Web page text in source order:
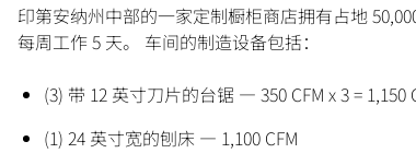
印第安纳州中部的一家定制橱柜商店拥有占地
每周工作 5 天。 车间的制造设备包括：
(3) 带 12 英寸刀片的台锯 — 350 CFM x 3 = 1,150
(1) 24 英寸宽的刨床 — 1,100 CFM